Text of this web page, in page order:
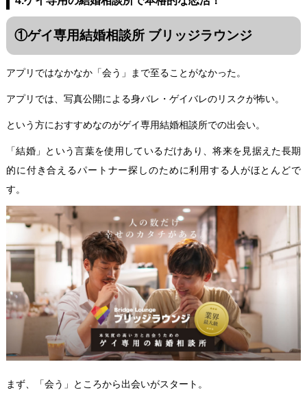
①ゲイ専用結婚相談所 ブリッジラウンジ
アプリではなかなか「会う」まで至ることがなかった。
アプリでは、写真公開による身バレ・ゲイバレのリスクが怖い。
という方におすすめなのがゲイ専用結婚相談所での出会い。
「結婚」という言葉を使用しているだけあり、将来を見据えた長期
的に付き合えるパートナー探しのために利用する人がほとんどで
す。
まず、「会う」ところから出会いがスタート。